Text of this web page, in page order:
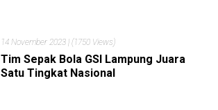
14 November 2023 | (1750 Views)
Tim Sepak Bola GSI Lampung Juara
Satu Tingkat Nasional